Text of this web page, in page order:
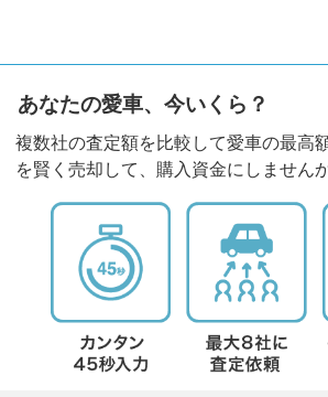
あなたの愛車、今いくら？
複数社の査定額を比較して愛車の最高
を賢く売却して、購入資金にしません